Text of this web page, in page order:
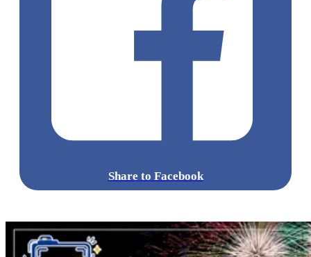
Share to Facebook